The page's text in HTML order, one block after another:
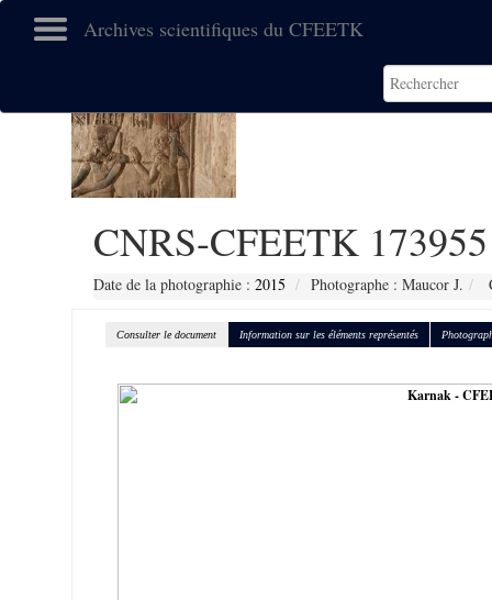
Archives scientifiques du CFEETK
CNRS-CFEETK 173955
Date de la photographie : 2015 Photographe : Maucor J.
Consulter le document Information sur les éléments représentés